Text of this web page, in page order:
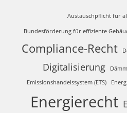
Austauschpflicht für
Bundesförderung für effiziente
Compliance-Recht
Digitalisierung
Emissionshandelssystem (ETS)
Energierecht